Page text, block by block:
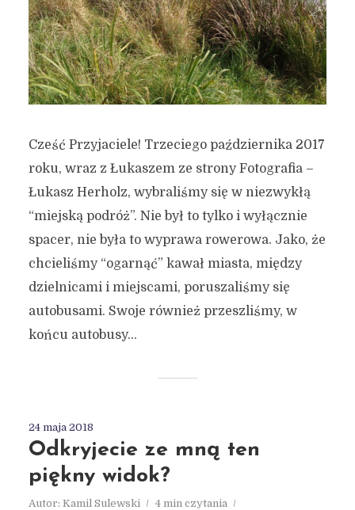
Cześć Przyjaciele! Trzeciego października 2017
roku, wraz z Łukaszem ze strony Fotografia –
Łukasz Herholz, wybraliśmy się w niezwykłą
“miejską podróż”. Nie był to tylko i wyłącznie
spacer, nie była to wyprawa rowerowa. Jako, że
chcieliśmy “ogarnąć” kawał miasta, między
dzielnicami i miejscami, poruszaliśmy się
autobusami. Swoje również przeszliśmy, w
końcu autobusy...
24 maja 2018
Odkryjecie ze mną ten
piękny widok?
Autor: Kamil Sulewski
4 min czytania